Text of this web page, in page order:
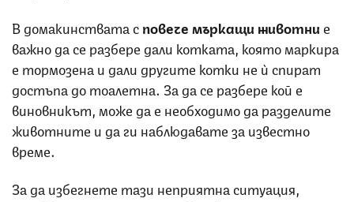
В домакинствата сповече мъркащи животние
важно да се разбере дали котката, която маркира
е тормозена и дали другите котки не ѝ спират
достъпа до тоалетна. За да се разбере кой е
виновникът, може да е необходимо да разделите
животните и да ги наблюдавате за известно
време.
За да избегнете тази неприятна ситуация,